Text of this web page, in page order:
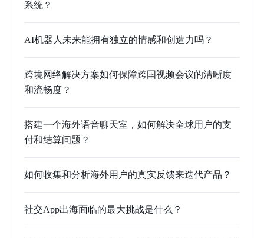
系统？
AI机器人未来能拥有独立的情感和创造力吗？
跨境网络解决方案如何保障跨国视频会议的清晰度
和流畅度？
搭建一个海外语音聊天室，如何解决全球用户的支
付和结算问题？
如何收集和分析海外用户的真实反馈来迭代产品？
社交App出海面临的最大挑战是什么？